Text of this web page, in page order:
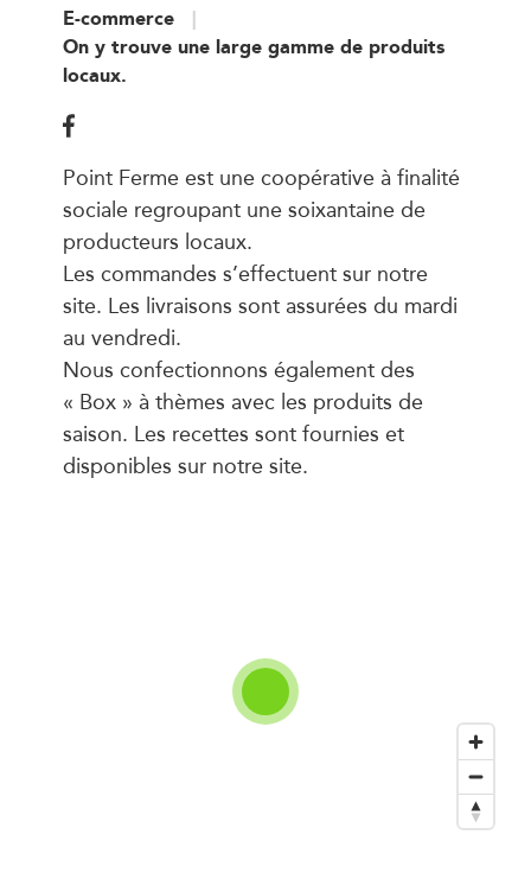
E-commerce
On y trouve une large gamme de produits
locaux.
Point Ferme est une coopérative à finalité
sociale regroupant une soixantaine de
producteurs locaux.
Les commandes s’effectuent sur notre
site. Les livraisons sont assurées du mardi
au vendredi.
Nous confectionnons également des
« Box » à thèmes avec les produits de
saison. Les recettes sont fournies et
disponibles sur notre site.